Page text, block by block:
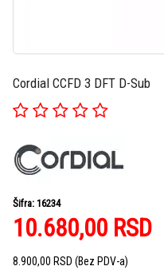
Cordial CCFD 3 DFT D-Sub
Šifra: 16234
10.680,00 RSD
8.900,00 RSD (Bez PDV-a)